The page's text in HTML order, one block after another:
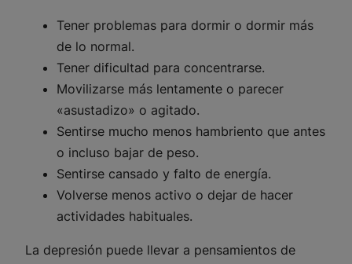
Tener problemas para dormir o dormir más
de lo normal.
Tener dificultad para concentrarse.
Movilizarse más lentamente o parecer
«asustadizo» o agitado.
Sentirse mucho menos hambriento que antes
o incluso bajar de peso.
Sentirse cansado y falto de energía.
Volverse menos activo o dejar de hacer
actividades habituales.
La depresión puede llevar a pensamientos de